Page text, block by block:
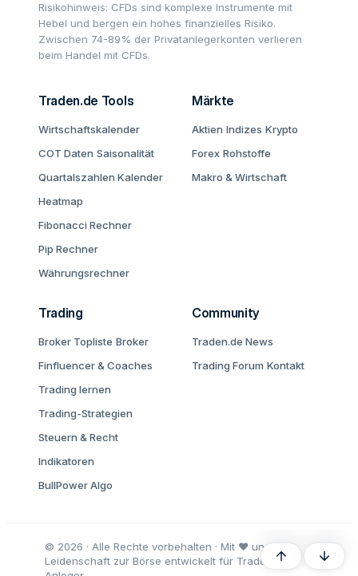
Risikohinweis: CFDs sind komplexe Instrumente mit
Hebel und bergen ein hohes finanzielles Risiko.
Zwischen 74-89% der Privatanlegerkonten verlieren
beim Handel mit CFDs.
Traden.de Tools
Wirtschaftskalender
COT Daten Saisonalität
Quartalszahlen Kalender
Heatmap
Fibonacci Rechner
Pip Rechner
Währungsrechner
Märkte
Aktien Indizes Krypto
Forex Rohstoffe
Makro & Wirtschaft
Trading
Broker Topliste Broker
Finfluencer & Coaches
Trading lernen
Trading-Strategien
Steuern & Recht
Indikatoren
BullPower Algo
Community
Traden.de News
Trading Forum Kontakt
© 2026 · Alle Rechte vorbehalten · Mit ♥ und
Leidenschaft zur Börse entwickelt für Trader undOben Unten